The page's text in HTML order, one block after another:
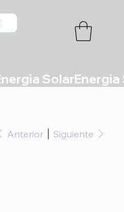
Anterior Siguiente